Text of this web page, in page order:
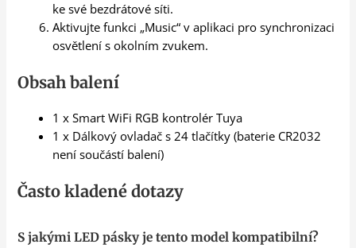
ke své bezdrátové síti.
Aktivujte funkci „Music“ v aplikaci pro synchronizaci
osvětlení s okolním zvukem.
Obsah balení
1 x Smart WiFi RGB kontrolér Tuya
1 x Dálkový ovladač s 24 tlačítky (baterie CR2032
není součástí balení)
Často kladené dotazy
S jakými LED pásky je tento model kompatibilní?